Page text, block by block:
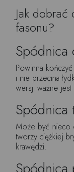
Jak dobrać
fasonu?
Spódnica
Powinna
i nie przecina
wersji ważne
Spódnica
Może być nieco
tworzy ciężkiej
krawędzi.